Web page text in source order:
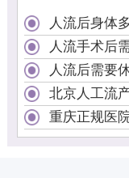
人流后身体
人流手术后
人流后需要
北京人工流
重庆正规医